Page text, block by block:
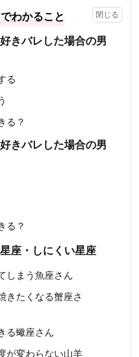
わかること
きバレした場合の男
る
る？
きバレした場合の男
る？
座・しにくい星座
しまう魚座さん
きたくなる蟹座さ
る蠍座さん
が変わらない山羊